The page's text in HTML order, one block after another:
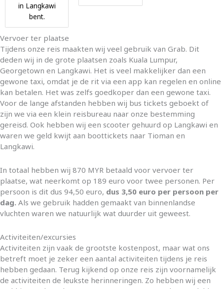
in Langkawi
bent.
Vervoer ter plaatse
Tijdens onze reis maakten wij veel gebruik van Grab. Dit
deden wij in de grote plaatsen zoals Kuala Lumpur,
Georgetown en Langkawi. Het is veel makkelijker dan een
gewone taxi, omdat je de rit via een app kan regelen en online
kan betalen. Het was zelfs goedkoper dan een gewone taxi.
Voor de lange afstanden hebben wij bus tickets geboekt of
zijn we via een klein reisbureau naar onze bestemming
gereisd. Ook hebben wij een scooter gehuurd op Langkawi en
waren we geld kwijt aan boottickets naar Tioman en
Langkawi.
In totaal hebben wij 870 MYR betaald voor vervoer ter
plaatse, wat neerkomt op 189 euro voor twee personen. Per
persoon is dit dus 94,50 euro, dus 3,50 euro per persoon per
dag. Als we gebruik hadden gemaakt van binnenlandse
vluchten waren we natuurlijk wat duurder uit geweest.
Activiteiten/excursies
Activiteiten zijn vaak de grootste kostenpost, maar wat ons
betreft moet je zeker een aantal activiteiten tijdens je reis
hebben gedaan. Terug kijkend op onze reis zijn voornamelijk
de activiteiten de leukste herinneringen. Zo hebben wij een